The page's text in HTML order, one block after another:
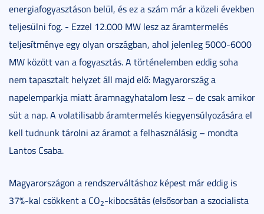
energiafogyasztáson belül, és ez a szám már a közeli években
teljesülni fog. - Ezzel 12.000 MW lesz az áramtermelés
teljesítménye egy olyan országban, ahol jelenleg 5000-6000
MW között van a fogyasztás. A történelemben eddig soha
nem tapasztalt helyzet áll majd elő: Magyarország a
napelemparkja miatt áramnagyhatalom lesz – de csak amikor
süt a nap. A volatilisabb áramtermelés kiegyensúlyozására el
kell tudnunk tárolni az áramot a felhasználásig – mondta
Lantos Csaba.
Magyarországon a rendszerváltáshoz képest már eddig is
37%-kal csökkent a CO2-kibocsátás (elsősorban a szocialista